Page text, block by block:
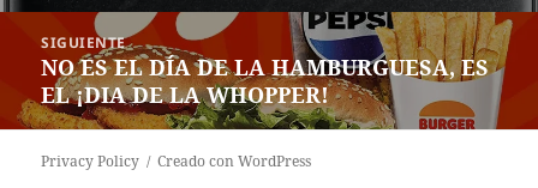
SIGUIENTE
Siguiente
entrada:
NO ES EL DÍA DE LA HAMBURGUESA, ES
EL ¡DIA DE LA WHOPPER!
Privacy Policy Creado con WordPress